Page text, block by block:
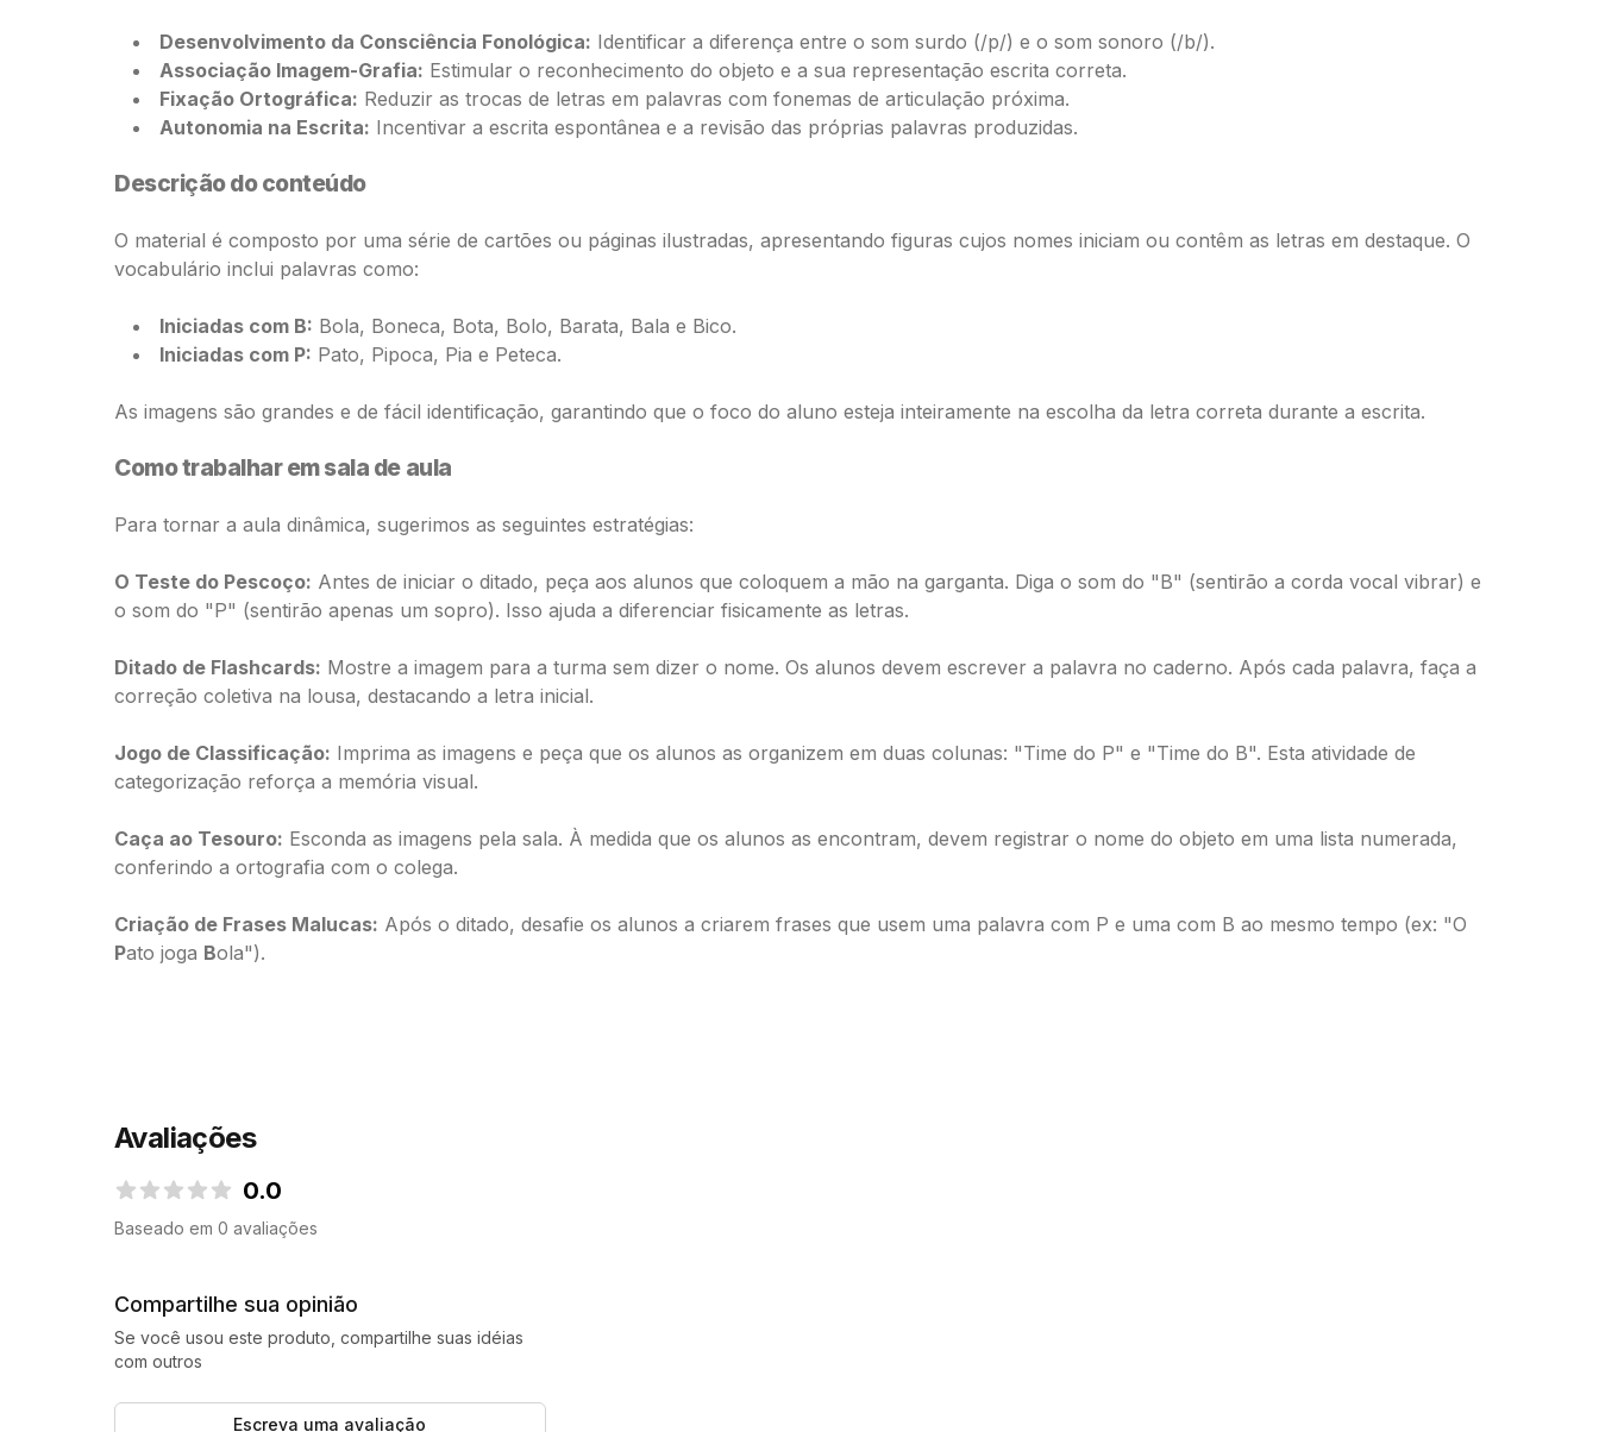
Desenvolvimento da Consciência Fonológica: Identificar a diferença entre o som surdo (/p/) e o som sonoro (/b/).
Associação Imagem-Grafia: Estimular o reconhecimento do objeto e a sua representação escrita correta.
Fixação Ortográfica: Reduzir as trocas de letras em palavras com fonemas de articulação próxima.
Autonomia na Escrita: Incentivar a escrita espontânea e a revisão das próprias palavras produzidas.
Descrição do conteúdo
O material é composto por uma série de cartões ou páginas ilustradas, apresentando figuras cujos nomes iniciam ou contêm as letras em destaque. O
vocabulário inclui palavras como:
Iniciadas com B: Bola, Boneca, Bota, Bolo, Barata, Bala e Bico.
Iniciadas com P: Pato, Pipoca, Pia e Peteca.
As imagens são grandes e de fácil identificação, garantindo que o foco do aluno esteja inteiramente na escolha da letra correta durante a escrita.
Como trabalhar em sala de aula
Para tornar a aula dinâmica, sugerimos as seguintes estratégias:
O Teste do Pescoço: Antes de iniciar o ditado, peça aos alunos que coloquem a mão na garganta. Diga o som do "B" (sentirão a corda vocal vibrar) e
o som do "P" (sentirão apenas um sopro). Isso ajuda a diferenciar fisicamente as letras.
Ditado de Flashcards: Mostre a imagem para a turma sem dizer o nome. Os alunos devem escrever a palavra no caderno. Após cada palavra, faça a
correção coletiva na lousa, destacando a letra inicial.
Jogo de Classificação: Imprima as imagens e peça que os alunos as organizem em duas colunas: "Time do P" e "Time do B". Esta atividade de
categorização reforça a memória visual.
Caça ao Tesouro: Esconda as imagens pela sala. À medida que os alunos as encontram, devem registrar o nome do objeto em uma lista numerada,
conferindo a ortografia com o colega.
Criação de Frases Malucas: Após o ditado, desafie os alunos a criarem frases que usem uma palavra com P e uma com B ao mesmo tempo (ex: "O
Pato joga Bola").
Avaliações
0.0
Baseado em 0 avaliações
Compartilhe sua opinião
Se você usou este produto, compartilhe suas idéias
com outros
Escreva uma avaliação